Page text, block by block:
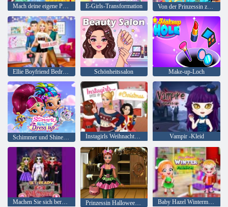
Mach deine eigene Prinzessin E-Girls-Transformation Von der Prinzessin zum Influencer
Ellie Boyfriend Bedrohung Schönheitssalon Make-up-Loch
Instagirls Weihnachtskleid Vampir -Kleid
Machen Sie sich bereit für Halloween Prinzessin Halloween Party Baby Hazel Wintermode